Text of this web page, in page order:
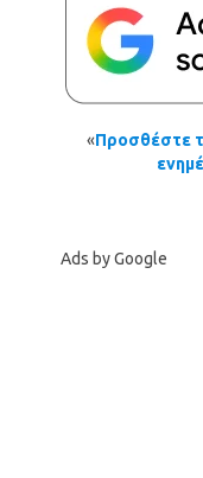
«Προσθέστε
Ads by Google